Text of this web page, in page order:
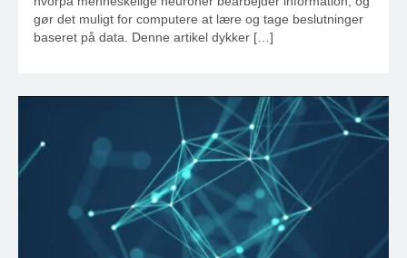
gør det muligt for computere at lære og tage beslutninger
baseret på data. Denne artikel dykker […]